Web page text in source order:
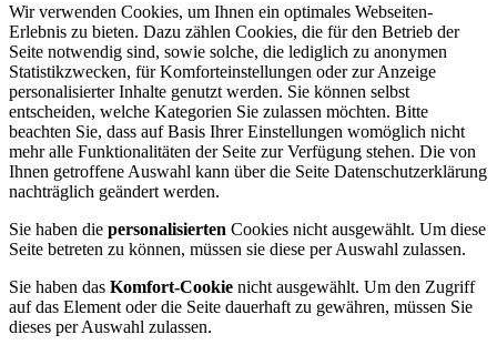
Wir verwenden Cookies, um Ihnen ein optimales Webseiten-
Erlebnis zu bieten. Dazu zählen Cookies, die für den Betrieb der
Seite notwendig sind, sowie solche, die lediglich zu anonymen
Statistikzwecken, für Komforteinstellungen oder zur Anzeige
personalisierter Inhalte genutzt werden. Sie können selbst
entscheiden, welche Kategorien Sie zulassen möchten. Bitte
beachten Sie, dass auf Basis Ihrer Einstellungen womöglich nicht
mehr alle Funktionalitäten der Seite zur Verfügung stehen. Die von
Ihnen getroffene Auswahl kann über die Seite Datenschutzerklärung
nachträglich geändert werden.
Sie haben die personalisierten Cookies nicht ausgewählt. Um diese
Seite betreten zu können, müssen sie diese per Auswahl zulassen.
Sie haben das Komfort-Cookie nicht ausgewählt. Um den Zugriff
auf das Element oder die Seite dauerhaft zu gewähren, müssen Sie
dieses per Auswahl zulassen.